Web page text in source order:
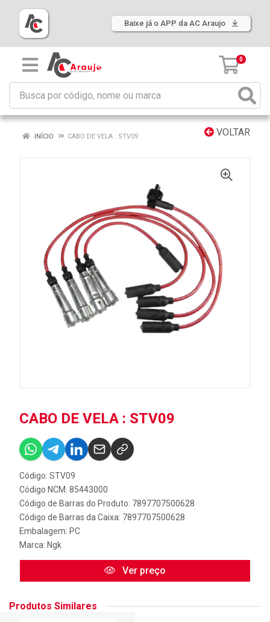
Baixe já o APP da AC Araujo
0
VOLTAR
INÍCIO CABO DE VELA : STV09
CABO DE VELA : STV09
Código: STV09
Código NCM: 85443000
Código de Barras do Produto: 7897707500628
Código de Barras da Caixa: 7897707500628
Embalagem: PC
Marca: Ngk
Ver preço
Produtos Similares